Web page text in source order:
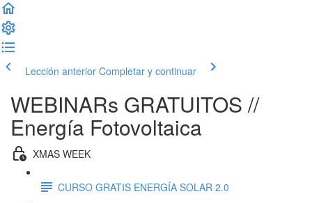
Lección anterior Completar y continuar
WEBINARs GRATUITOS //
Energía Fotovoltaica
XMAS WEEK
CURSO GRATIS ENERGÍA SOLAR 2.0